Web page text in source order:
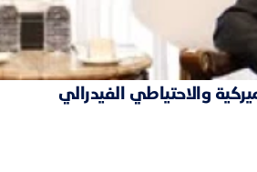
والاحتياطي الفيدرالي